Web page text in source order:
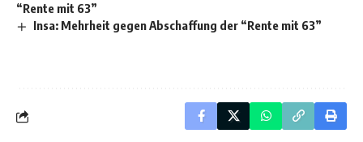
“Rente mit 63”
Insa: Mehrheit gegen Abschaffung der “Rente mit 63”